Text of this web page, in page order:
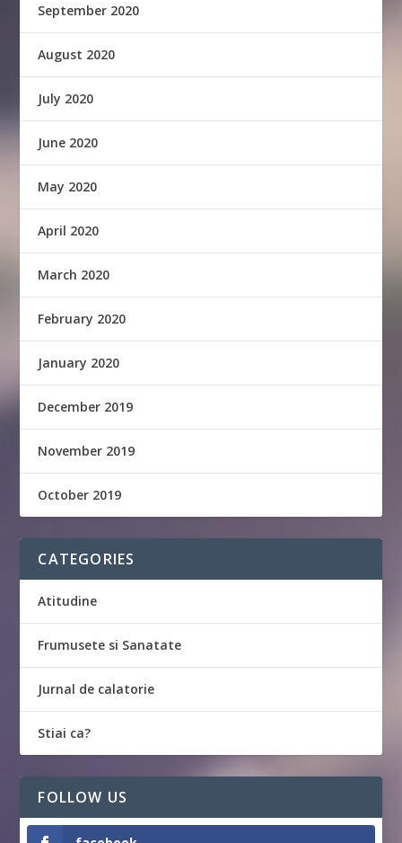
September 2020
August 2020
July 2020
June 2020
May 2020
April 2020
March 2020
February 2020
January 2020
December 2019
November 2019
October 2019
CATEGORIES
Atitudine
Frumusete si Sanatate
Jurnal de calatorie
Stiai ca?
FOLLOW US